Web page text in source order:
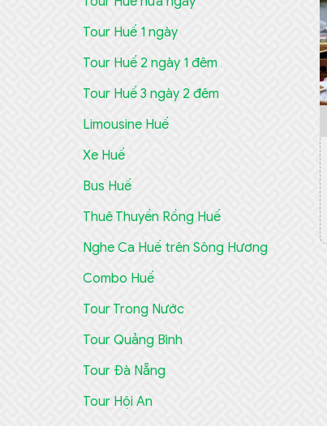
Tour Huế 1 ngày
Tour Huế 2 ngày 1 đêm
Tour Huế 3 ngày 2 đêm
Limousine Huế
Xe Huế
Bus Huế
Thuê Thuyền Rồng Huế
Nghe Ca Huế trên Sông Hương
Combo Huế
Tour Trong Nước
Tour Quảng Bình
Tour Đà Nẵng
Tour Hội An